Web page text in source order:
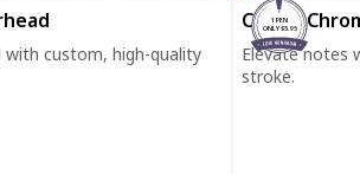
with custom, high-quality
1 PEN
ONLY $5.95
Classic
Elevate notes
stroke.